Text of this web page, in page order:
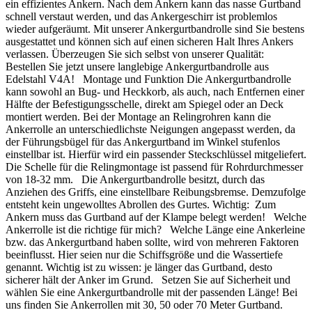
ein effizientes Ankern. Nach dem Ankern kann das nasse Gurtband
schnell verstaut werden, und das Ankergeschirr ist problemlos
wieder aufgeräumt. Mit unserer Ankergurtbandrolle sind Sie bestens
ausgestattet und können sich auf einen sicheren Halt Ihres Ankers
verlassen. Überzeugen Sie sich selbst von unserer Qualität:
Bestellen Sie jetzt unsere langlebige Ankergurtbandrolle aus
Edelstahl V4A! Montage und Funktion Die Ankergurtbandrolle
kann sowohl an Bug- und Heckkorb, als auch, nach Entfernen einer
Hälfte der Befestigungsschelle, direkt am Spiegel oder an Deck
montiert werden. Bei der Montage an Relingrohren kann die
Ankerrolle an unterschiedlichste Neigungen angepasst werden, da
der Führungsbügel für das Ankergurtband im Winkel stufenlos
einstellbar ist. Hierfür wird ein passender Steckschlüssel mitgeliefert.
Die Schelle für die Relingmontage ist passend für Rohrdurchmesser
von 18-32 mm. Die Ankergurtbandrolle besitzt, durch das
Anziehen des Griffs, eine einstellbare Reibungsbremse. Demzufolge
entsteht kein ungewolltes Abrollen des Gurtes. Wichtig: Zum
Ankern muss das Gurtband auf der Klampe belegt werden! Welche
Ankerrolle ist die richtige für mich? Welche Länge eine Ankerleine
bzw. das Ankergurtband haben sollte, wird von mehreren Faktoren
beeinflusst. Hier seien nur die Schiffsgröße und die Wassertiefe
genannt. Wichtig ist zu wissen: je länger das Gurtband, desto
sicherer hält der Anker im Grund. Setzen Sie auf Sicherheit und
wählen Sie eine Ankergurtbandrolle mit der passenden Länge! Bei
uns finden Sie Ankerrollen mit 30, 50 oder 70 Meter Gurtband.